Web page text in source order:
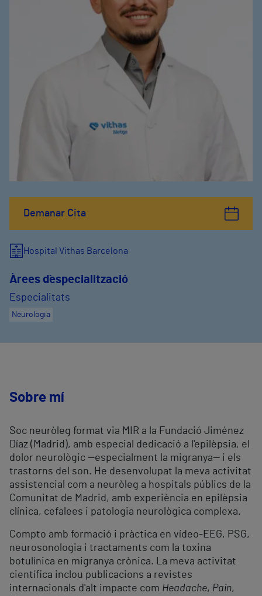
Demanar Cita
Hospital Vithas Barcelona
Àrees d´especialització
Especialitats
Neurologia
Sobre mí
Soc neuròleg format via MIR a la Fundació Jiménez
Díaz (Madrid), amb especial dedicació a l'epilèpsia, el
dolor neurològic —especialment la migranya— i els
trastorns del son. He desenvolupat la meva activitat
assistencial com a neuròleg a hospitals públics de la
Comunitat de Madrid, amb experiència en epilèpsia
clínica, cefalees i patologia neurològica complexa.
Compto amb formació i pràctica en vídeo-EEG, PSG,
neurosonologia i tractaments com la toxina
botulínica en migranya crònica. La meva activitat
científica inclou publicacions a revistes
internacionals d'alt impacte com Headache, Pain,